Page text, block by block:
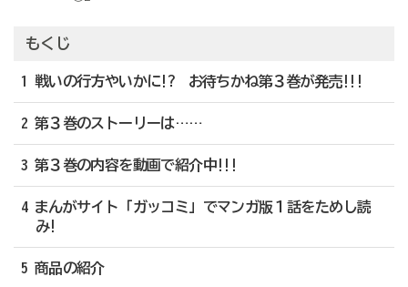
もくじ
1 戦いの行方やいかに!? お待ちかね第３巻が発売!!!
2 第３巻のストーリーは……
3 第３巻の内容を動画で紹介中!!!
4 まんがサイト「ガッコミ」でマンガ版１話をためし読
み!
5 商品の紹介